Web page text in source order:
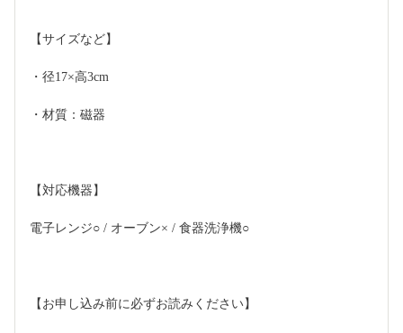
【サイズなど】
・径17×高3cm
・材質：磁器
【対応機器】
電子レンジ○ / オーブン× / 食器洗浄機○
【お申し込み前に必ずお読みください】